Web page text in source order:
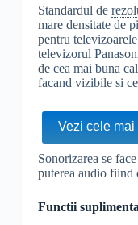
Standardul de
mare densitate de
pentru
televizorul
de cea mai buna
facand vizibile si
Vezi cele
Sonorizarea se
puterea audio fiind
Functii